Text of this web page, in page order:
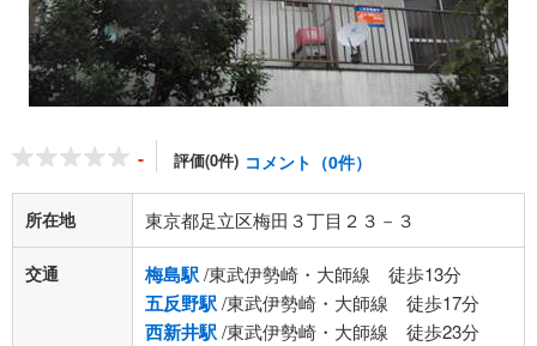
- 評価(0件) コメント（0件）
所在地 東京都足立区梅田３丁目２３－３
交通 梅島駅/東武伊勢崎・大師線 徒歩13分
五反野駅/東武伊勢崎・大師線 徒歩17分
西新井駅/東武伊勢崎・大師線 徒歩23分